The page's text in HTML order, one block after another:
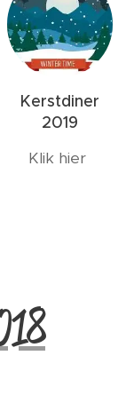
Kerstdiner
2019
Klik hier